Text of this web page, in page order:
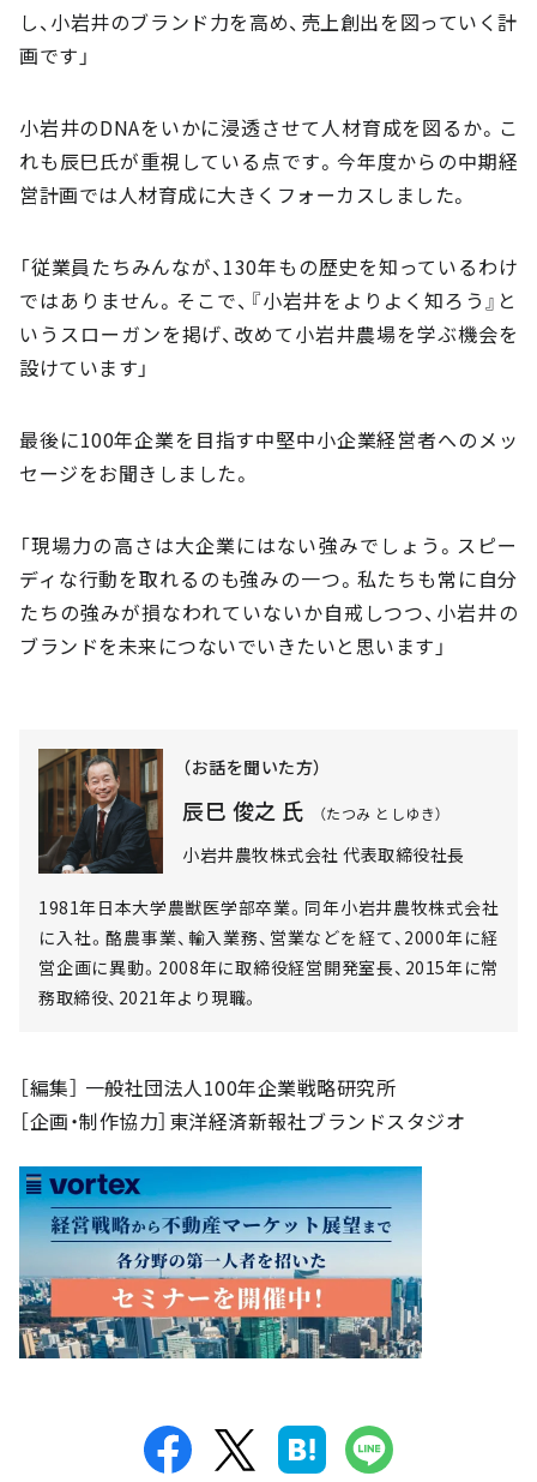
し、小岩井のブランド力を高め、売上創出を図っていく計
画です」
小岩井のDNAをいかに浸透させて人材育成を図るか。こ
れも辰巳氏が重視している点です。今年度からの中期経
営計画では人材育成に大きくフォーカスしました。
「従業員たちみんなが、130年もの歴史を知っているわけ
ではありません。そこで、『小岩井をよりよく知ろう』と
いうスローガンを掲げ、改めて小岩井農場を学ぶ機会を
設けています」
最後に100年企業を目指す中堅中小企業経営者へのメッ
セージをお聞きしました。
「現場力の高さは大企業にはない強みでしょう。スピー
ディな行動を取れるのも強みの一つ。私たちも常に自分
たちの強みが損なわれていないか自戒しつつ、小岩井の
ブランドを未来につないでいきたいと思います」
（お話を聞いた方）
辰巳 俊之 氏 （たつみ としゆき）
小岩井農牧株式会社 代表取締役社長
1981年日本大学農獣医学部卒業。同年小岩井農牧株式会社
に入社。酪農事業、輸入業務、営業などを経て、2000年に経
営企画に異動。2008年に取締役経営開発室長、2015年に常
務取締役、2021年より現職。
［編集］ 一般社団法人100年企業戦略研究所
［企画・制作協力］東洋経済新報社ブランドスタジオ